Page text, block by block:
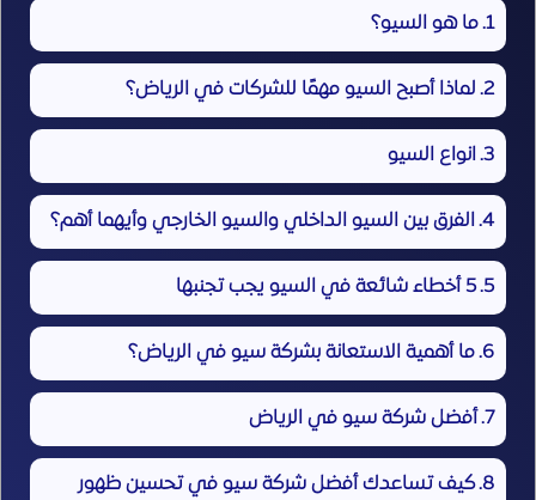
ما هو السيو؟
لماذا أصبح السيو مهمًا للشركات في الرياض؟
انواع السيو
الفرق بين السيو الداخلي والسيو الخارجي وأيهما أهم؟
5 أخطاء شائعة في السيو يجب تجنبها
ما أهمية الاستعانة بشركة سيو في الرياض؟
أفضل شركة سيو في الرياض
كيف تساعدك أفضل شركة سيو في تحسين ظهور